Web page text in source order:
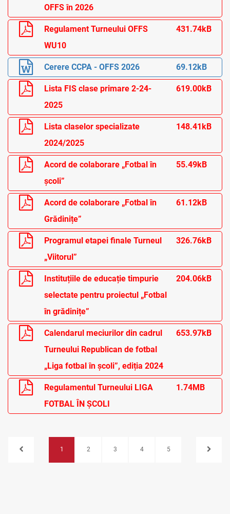
OFFS în 2026
Regulament Turneului OFFS
WU10
431.74kB
Cerere CCPA - OFFS 2026 69.12kB
Lista FIS clase primare 2-24-
2025
619.00kB
Lista claselor specializate
2024/2025
148.41kB
Acord de colaborare „Fotbal în
școli”
55.49kB
Acord de colaborare „Fotbal în
Grădinițe”
61.12kB
Programul etapei finale Turneul
„Viitorul”
326.76kB
Instituțiile de educație timpurie
selectate pentru proiectul „Fotbal
în grădinițe”
204.06kB
Calendarul meciurilor din cadrul
Turneului Republican de fotbal
„Liga fotbal în școli”, ediția 2024
653.97kB
Regulamentul Turneului LIGA
FOTBAL ÎN ȘCOLI
1.74MB
1 2 3 4 5